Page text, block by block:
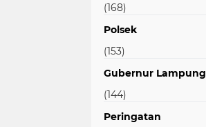
(168)
Polsek
(153)
Gubernur Lampung
(144)
Peringatan